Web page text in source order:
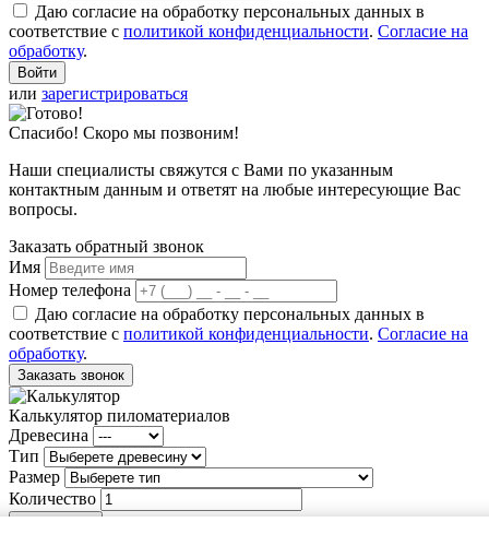
Даю согласие на обработку персональных данных в
соответствие с политикой конфиденциальности. Согласие на
обработку.
или зарегистрироваться
Спасибо! Скоро мы позвоним!
Наши специалисты свяжутся с Вами по указанным
контактным данным и ответят на любые интересующие Вас
вопросы.
Заказать обратный звонок
Имя
Номер телефона
Даю согласие на обработку персональных данных в
соответствие с политикой конфиденциальности. Согласие на
обработку.
Заказать звонок
Калькулятор пиломатериалов
Древесина
Тип
Размер
Количество